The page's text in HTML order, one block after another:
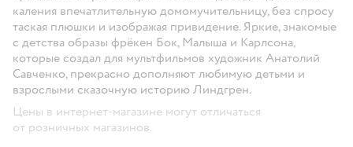
каления впечатлительную домомучительницу, без спросу
таская плюшки и изображая привидение. Яркие, знакомые
с детства образы фрёкен Бок, Малыша и Карлсона,
которые создал для мультфильмов художник Анатолий
Савченко, прекрасно дополняют любимую детьми и
взрослыми сказочную историю Линдгрен.
Цены в интернет-магазине могут отличаться
от розничных магазинов.